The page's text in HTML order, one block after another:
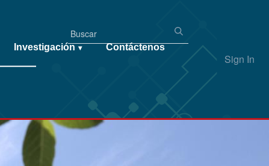
Sign In
Investigación ▾ Contáctenos